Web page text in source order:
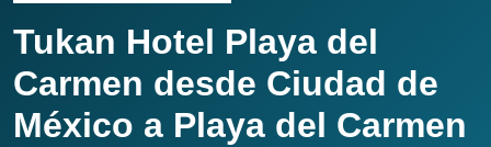
Tukan Hotel Playa del
Carmen desde Ciudad de
México a Playa del Carmen